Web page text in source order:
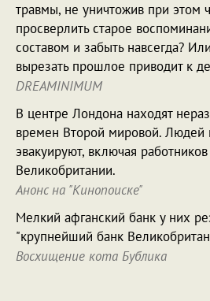
травмы, не уничтожив при этом
просверлить старое
составом и забыть навсегда?
вырезать прошлое приводит к
DREAMINIMUM
В центре Лондона находят
времен Второй мировой. Людей
эвакуируют, включая
Великобритании.
Анонс на "Кинопоиске"
Мелкий афганский банк у них
"крупнейший банк
Восхищение кота Бублика